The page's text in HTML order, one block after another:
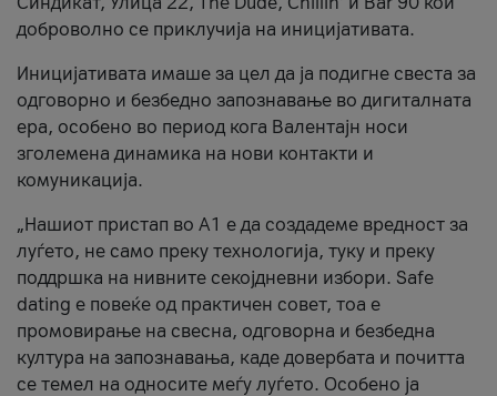
доброволно се приклучија на иницијативата.
Иницијативата имаше за цел да ја подигне свеста за
одговорно и безбедно запознавање во дигиталната
ера, особено во период кога Валентајн носи
зголемена динамика на нови контакти и
комуникација.
„Нашиот пристап во А1 е да создадеме вредност за
луѓето, не само преку технологија, туку и преку
поддршка на нивните секојдневни избори. Safe
dating е повеќе од практичен совет, тоа е
промовирање на свесна, одговорна и безбедна
култура на запознавања, каде довербата и почитта
се темел на односите меѓу луѓето. Особено ја